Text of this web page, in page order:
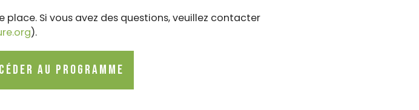
Si vous avez des questions, veuillez contacter
).
au programme